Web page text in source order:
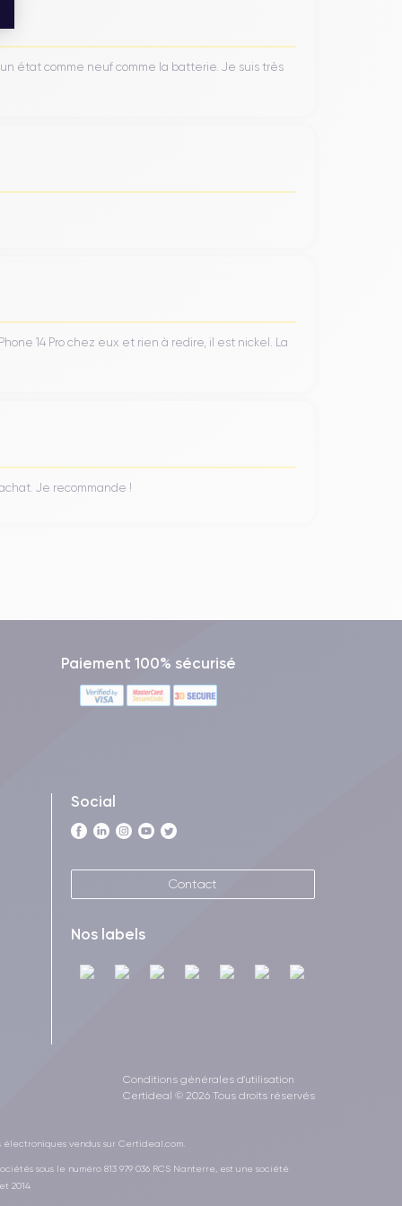
état comme neuf comme la batterie. Je suis très
14 Pro chez eux et rien à redire, il est nickel. La
Je recommande !
Paiement 100% sécurisé
Social
Contact
Nos labels
Conditions générales d'utilisation
Certideal © 2026 Tous droits réservés
vendus sur Certideal.com.
sous le numéro 813 979 036 RCS Nanterre, est une société
2014